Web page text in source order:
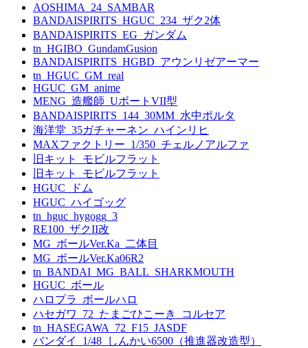
AOSHIMA_24_SAMBAR
BANDAISPIRITS_HGUC_234_ザク2体
BANDAISPIRITS_EG_ガンダム
tn_HGIBO_GundamGusion
BANDAISPIRITS_HGBD_アウンリゼアーマー
tn_HGUC_GM_real
HGUC_GM_anime
MENG_造艦師_UボートVII型
BANDAISPIRITS_144_30MM_水中ポルタ
海洋堂_35ガチャーネン_ハインリヒ
MAXファクトリー_1/350_チェルノアルファ
旧キット_モビルフラット
旧キット_モビルフラット
HGUC_ドム
HGUC_ハイゴッグ
tn_hguc_hygogg_3
RE100_ザクII改
MG_ボールVer.Ka_二体目
MG_ボールVer.Ka06R2
tn_BANDAI_MG_BALL_SHARKMOUTH
HGUC_ボール
ハロプラ_ボールハロ
ハセガワ_72_たまごひこーき_コルセア
tn_HASEGAWA_72_F15_JASDF
バンダイ_1/48_しんかい6500（推進器改造型）